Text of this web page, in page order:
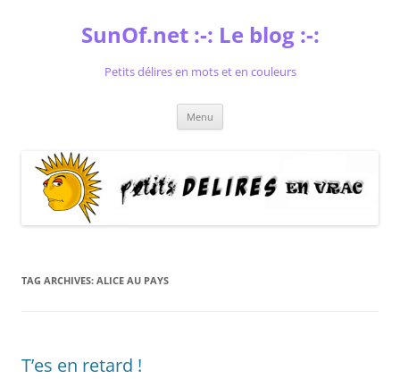
SunOf.net :-: Le blog :-:
Petits délires en mots et en couleurs
Menu
TAG ARCHIVES: ALICE AU PAYS
T’es en retard !